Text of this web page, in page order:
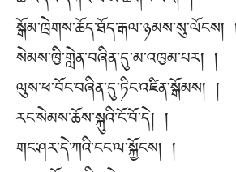
སྒོམ་ཁྲེགས་ཆོད་ཐོད་རྒལ་ཉམས་སུ་ལོངས།
སེམས་ཁྱི་གླེན་བཞིན་དུ་མ་འཁྱམ་པར། །
ལུས་ཕ་བོང་བཞིན་དུ་ཏིང་འཛིན་སྒོམས། །
རང་སེམས་ཆོས་སྐུའི་ངོ་བོ་དེ། །
གང་ཤར་དེ་ཀའི་ངང་ལ་སྐྱོངས། །